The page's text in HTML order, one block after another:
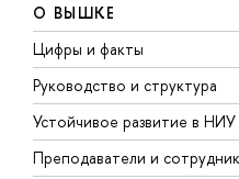
О ВЫШКЕ
Цифры и факты
Руководство и структура
Устойчивое развитие в
Преподаватели и